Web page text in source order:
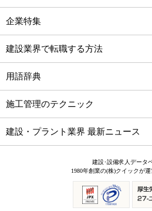
企業特集
建設業界で転職する方法
用語辞典
施工管理のテクニック
建設・プラント業界 最新ニュース
建設･設備求人データ
1980年創業の(株)クイックが運